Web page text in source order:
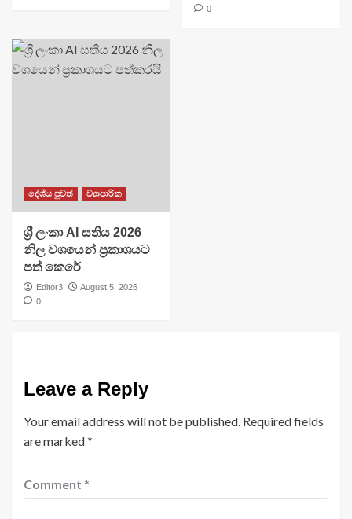
0
දේශීය පුවත් ව්‍යාපාරික
ශ්‍රී ලංකා AI සතිය 2026
නිල වශයෙන් ප්‍රකාශයට
පත් කෙරේ
Editor3
August 5, 2026
0
Leave a Reply
Your email address will not be published. Required fields
are marked*
Comment *